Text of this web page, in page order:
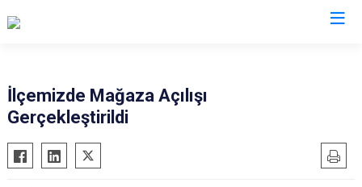
Atkaracalar
Bayramören
İlçemizde Mağaza Açılışı
Gerçekleştirildi